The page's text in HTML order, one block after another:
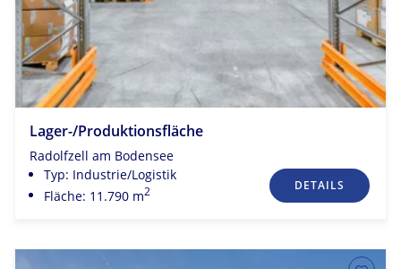
Lager-/Produktionsfläche
Radolfzell am Bodensee
Typ: Industrie/Logistik
Fläche: 11.790 m2 DETAILS